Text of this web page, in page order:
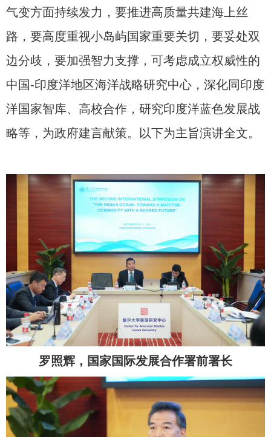
气变方面持续发力，要推进高质量共建海上丝
路，要高度重视小岛屿国家重要关切，要妥处双
边分歧，要加强智力支撑，可考虑成立权威性的
中国-印度洋地区海洋战略研究中心，深化同印度
洋国家智库、高校合作，研究印度洋蓝色发展战
略等，为政府建言献策。以下为主旨演讲全文。
罗照辉，国家国际发展合作署前署长